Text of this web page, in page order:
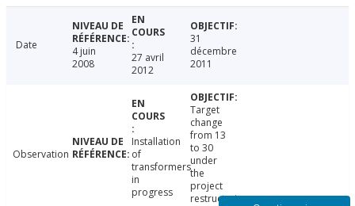
Date
4 juin
2008
27 avril
2012
31
décembre
2011
Observation
Installation
of
transformers
in
progress
Target
change
from 13
to 30
under
the
project
restructuring.